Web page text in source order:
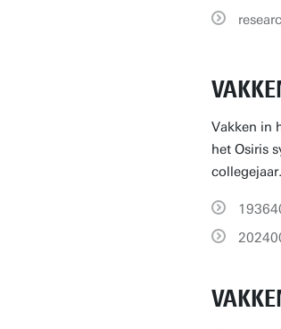
Vakken in
het Osiris
collegejaar.